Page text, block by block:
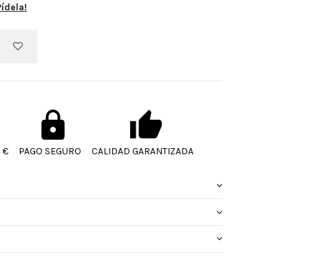
€ PAGO SEGURO CALIDAD GARANTIZADA